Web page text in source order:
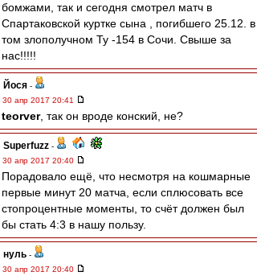
бомжами, так и сегодня смотрел матч в
Спартаковской куртке сына , погибшего 25.12. в
том злополучном Ту -154 в Сочи. Свыше за
нас!!!!!
Йося -
30 апр 2017 20:41
teorver, так он вроде конский, не?
Superfuzz -
30 апр 2017 20:40
Порадовало ещё, что несмотря на кошмарные
первые минут 20 матча, если сплюсовать все
стопроцентные моменты, то счёт должен был
бы стать 4:3 в нашу пользу.
нуль -
30 апр 2017 20:40